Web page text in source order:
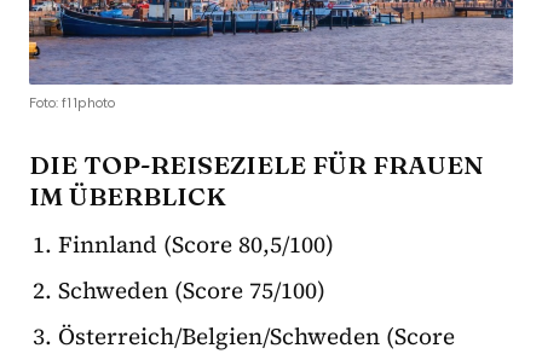
Foto: f11photo
DIE TOP-REISEZIELE FÜR FRAUEN
IM ÜBERBLICK
Finnland (Score 80,5/100)
Schweden (Score 75/100)
Österreich/Belgien/Schweden (Score